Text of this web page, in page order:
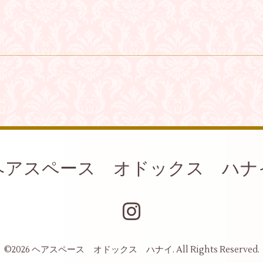
アスペース オドックス ハナ
©2026 ヘアスペース オドックス ハナイ. All Rights Reserved.